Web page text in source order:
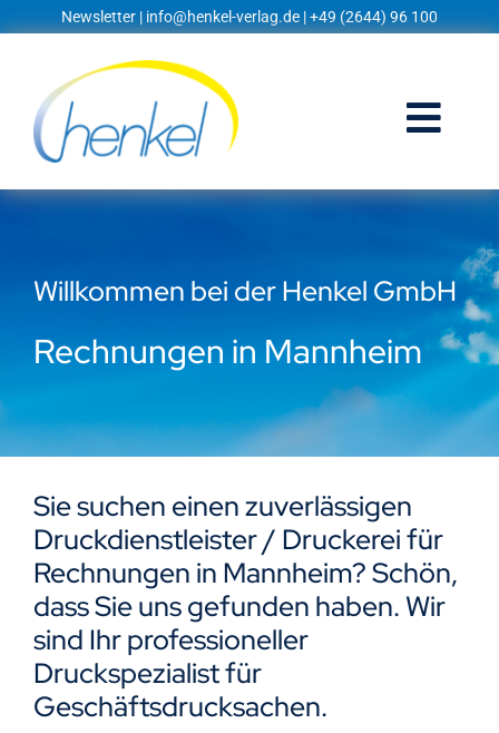
Inhalt
Newsletter | info@henkel-verlag.de | +49 (2644) 96 100
Startseite
Techniklexikon
Kontakt
Willkommen bei der Henkel GmbH
Rechnungen in Mannheim
Sie suchen einen zuverlässigen
Druckdienstleister / Druckerei für
Rechnungen in Mannheim? Schön,
dass Sie uns gefunden haben. Wir
sind Ihr professioneller
Druckspezialist für
Geschäftsdrucksachen.